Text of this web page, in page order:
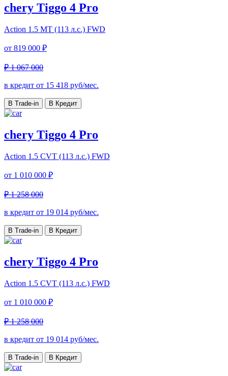
chery Tiggo 4 Pro
Action 1.5 MT (113 л.с.) FWD
от 819 000 ₽
₽ 1 067 000
в кредит от 15 418 руб/мес.
В Trade-in В Кредит
chery Tiggo 4 Pro
Action 1.5 CVT (113 л.с.) FWD
от 1 010 000 ₽
₽ 1 258 000
в кредит от 19 014 руб/мес.
В Trade-in В Кредит
chery Tiggo 4 Pro
Action 1.5 CVT (113 л.с.) FWD
от 1 010 000 ₽
₽ 1 258 000
в кредит от 19 014 руб/мес.
В Trade-in В Кредит